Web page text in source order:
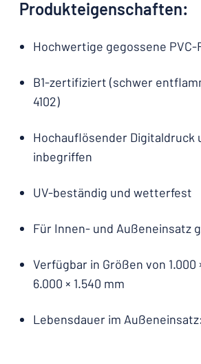
Produkteigenschaften:
Hochwertige gegossene
B1-zertifiziert (schwer
4102)
Hochauflösender Digitaldruck
inbegriffen
UV-beständig und wetterfest
Für Innen- und Außeneinsatz
Verfügbar in Größen von 1.000
6.000 × 1.540 mm
Lebensdauer im